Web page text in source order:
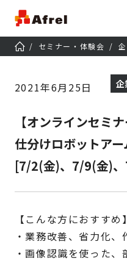
セミナー・体験会
2021年6月25日 企
【オンラインセミ
仕分けロボットア
[7/2(金)、7/9(金)
【こんな方におすすめ】
・業務改善、省力化
・画像認識を使った